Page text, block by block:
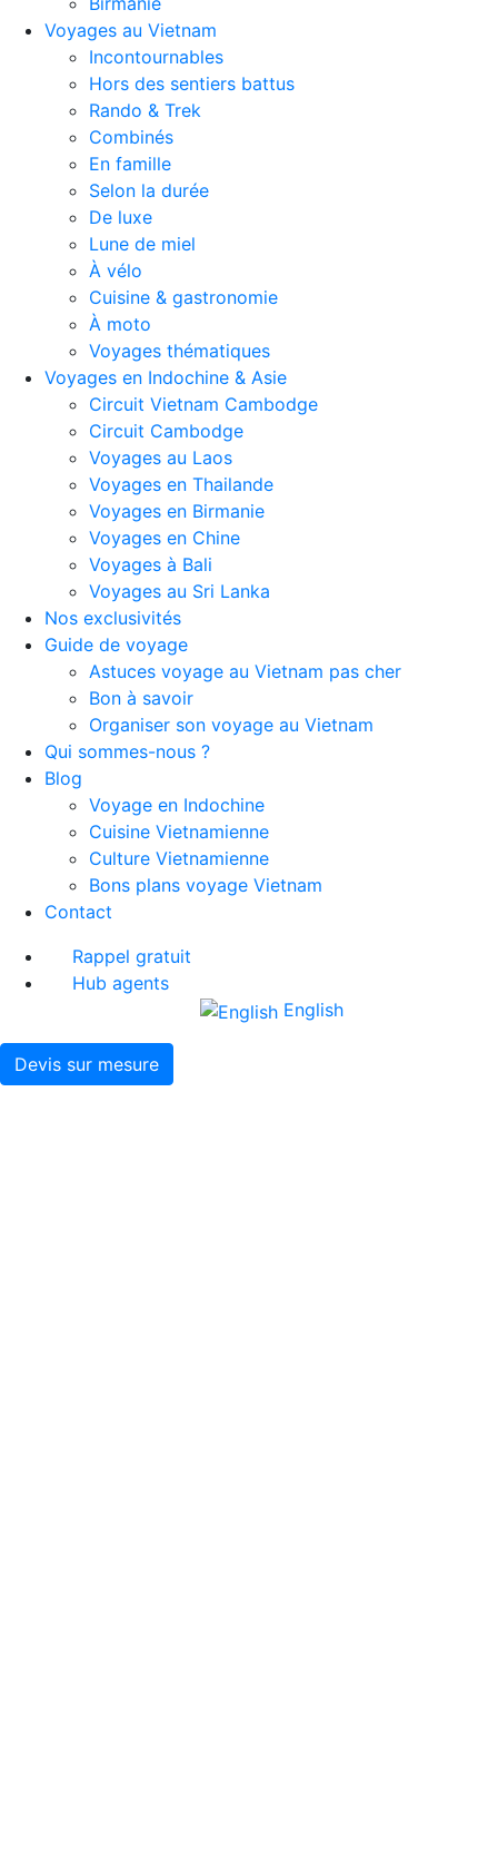
Voyages au Vietnam
Incontournables
Hors des sentiers battus
Rando & Trek
Combinés
En famille
Selon la durée
De luxe
Lune de miel
À vélo
Cuisine & gastronomie
À moto
Voyages thématiques
Voyages en Indochine & Asie
Circuit Vietnam Cambodge
Circuit Cambodge
Voyages au Laos
Voyages en Thailande
Voyages en Birmanie
Voyages en Chine
Voyages à Bali
Voyages au Sri Lanka
Nos exclusivités
Guide de voyage
Astuces voyage au Vietnam pas cher
Bon à savoir
Organiser son voyage au Vietnam
Qui sommes-nous ?
Blog
Voyage en Indochine
Cuisine Vietnamienne
Culture Vietnamienne
Bons plans voyage Vietnam
Contact
Rappel gratuit
Hub agents
English
Devis sur mesure